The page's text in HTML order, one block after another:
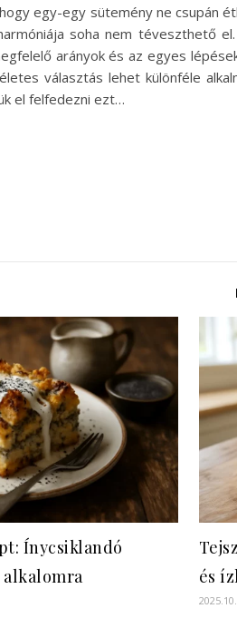
egy-egy sütemény ne csupán
soha nem téveszthető
arányok és az egyes
választás lehet különféle
el felfedezni ezt…
Ínycsiklandó
és